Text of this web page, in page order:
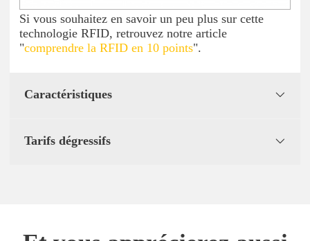
Si vous souhaitez en savoir un peu plus sur cette
technologie RFID, retrouvez notre article
"comprendre la RFID en 10 points".
Caractéristiques
Tarifs dégressifs